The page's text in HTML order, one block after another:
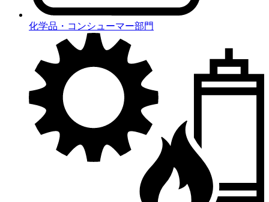
化学品・コンシューマー部門